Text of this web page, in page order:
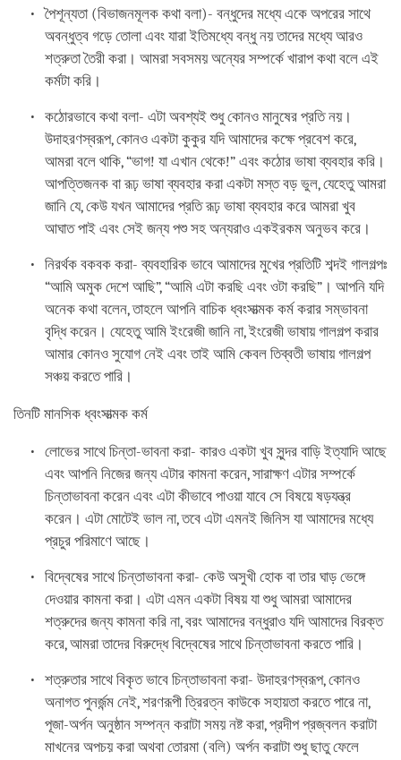
পৈশূন্যতা (বিভাজনমূলক কথা বলা)- বন্ধুদের মধ্যে একে অপরের সাথে
অবন্ধুত্ব গড়ে তোলা এবং যারা ইতিমধ্যে বন্ধু নয় তাদের মধ্যে আরও
শত্রুতা তৈরী করা। আমরা সবসময় অন্যের সম্পর্কে খারাপ কথা বলে এই
কর্মটা করি।
কঠোরভাবে কথা বলা- এটা অবশ্যই শুধু কোনও মানুষের প্রতি নয়।
উদাহরণস্বরূপ, কোনও একটা কুকুর যদি আমাদের কক্ষে প্রবেশ করে,
আমরা বলে থাকি, “ভাগ! যা এখান থেকে!” এবং কঠোর ভাষা ব্যবহার করি।
আপত্তিজনক বা রূঢ় ভাষা ব্যবহার করা একটা মস্ত বড় ভুল, যেহেতু আমরা
জানি যে, কেউ যখন আমাদের প্রতি রূঢ় ভাষা ব্যবহার করে আমরা খুব
আঘাত পাই এবং সেই জন্য পশু সহ অন্যরাও একইরকম অনুভব করে।
নিরর্থক বকবক করা- ব্যবহারিক ভাবে আমাদের মুখের প্রতিটি শব্দই গালগল্পঃ
“আমি অমুক দেশে আছি”, “আমি এটা করছি এবং ওটা করছি”। আপনি যদি
অনেক কথা বলেন, তাহলে আপনি বাচিক ধ্বংসাত্মক কর্ম করার সম্ভাবনা
বৃদ্ধি করেন। যেহেতু আমি ইংরেজী জানি না, ইংরেজী ভাষায় গালগল্প করার
আমার কোনও সুযোগ নেই এবং তাই আমি কেবল তিব্বতী ভাষায় গালগল্প
সঞ্চয় করতে পারি।
তিনটি মানসিক ধ্বংসাত্মক কর্ম
লোভের সাথে চিন্তা-ভাবনা করা- কারও একটা খুব সুন্দর বাড়ি ইত্যাদি আছে
এবং আপনি নিজের জন্য এটার কামনা করেন, সারাক্ষণ এটার সম্পর্কে
চিন্তাভাবনা করেন এবং এটা কীভাবে পাওয়া যাবে সে বিষয়ে ষড়যন্ত্র
করেন। এটা মোটেই ভাল না, তবে এটা এমনই জিনিস যা আমাদের মধ্যে
প্রচুর পরিমাণে আছে।
বিদ্বেষের সাথে চিন্তাভাবনা করা- কেউ অসুখী হোক বা তার ঘাড় ভেঙ্গে
দেওয়ার কামনা করা। এটা এমন একটা বিষয় যা শুধু আমরা আমাদের
শত্রুদের জন্য কামনা করি না, বরং আমাদের বন্ধুরাও যদি আমাদের বিরক্ত
করে, আমরা তাদের বিরুদ্ধে বিদ্বেষের সাথে চিন্তাভাবনা করতে পারি।
শত্রুতার সাথে বিকৃত ভাবে চিন্তাভাবনা করা- উদাহরণস্বরূপ, কোনও
অনাগত পুনর্জন্ম নেই, শরণরূপী ত্রিরত্ন কাউকে সহায়তা করতে পারে না,
পূজা-অর্পন অনুষ্ঠান সম্পন্ন করাটা সময় নষ্ট করা, প্রদীপ প্রজ্বলন করাটা
মাখনের অপচয় করা অথবা তোরমা (বলি) অর্পন করাটা শুধু ছাতু ফেলে